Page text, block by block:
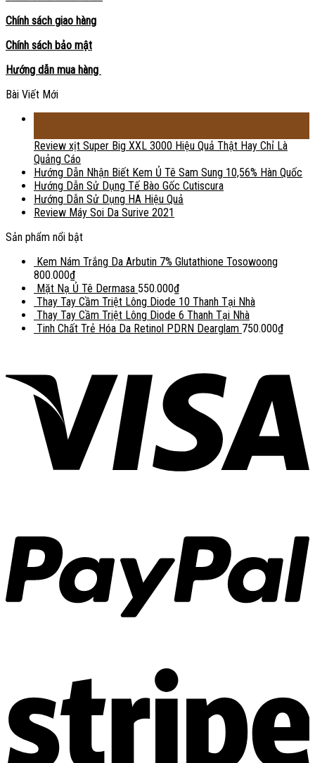
Chính sách giao hàng
Chính sách bảo mật
Hướng dẫn mua hàng
Bài Viết Mới
Review xịt Super Big XXL 3000 Hiệu Quả Thật Hay Chỉ Là
Quảng Cáo
Hướng Dẫn Nhận Biết Kem Ủ Tê Sam Sung 10,56% Hàn Quốc
Hướng Dẫn Sử Dụng Tế Bào Gốc Cutiscura
Hướng Dẫn Sử Dụng HA Hiệu Quả
Review Máy Soi Da Surive 2021
Sản phẩm nổi bật
Kem Nám Trắng Da Arbutin 7% Glutathione Tosowoong
800.000₫
Mặt Nạ Ủ Tê Dermasa 550.000₫
Thay Tay Cầm Triệt Lông Diode 10 Thanh Tại Nhà
Thay Tay Cầm Triệt Lông Diode 6 Thanh Tại Nhà
Tinh Chất Trẻ Hóa Da Retinol PDRN Dearglam 750.000₫